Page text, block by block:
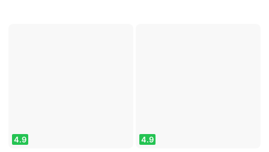
4.9 4.9